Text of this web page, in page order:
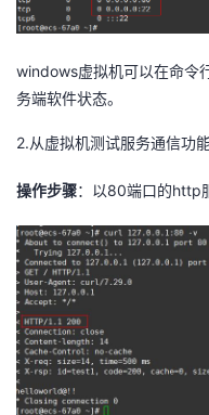
windows虚拟机可以在命令
务端软件状态。
2.从虚拟机测试服务通信功
操作步骤：以80端口的http